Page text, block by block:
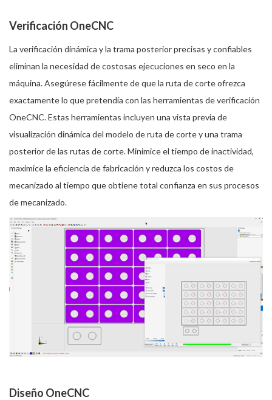
Verificación OneCNC
La verificación dinámica y la trama posterior precisas y confiables
eliminan la necesidad de costosas ejecuciones en seco en la
máquina. Asegúrese fácilmente de que la ruta de corte ofrezca
exactamente lo que pretendía con las herramientas de verificación
OneCNC. Estas herramientas incluyen una vista previa de
visualización dinámica del modelo de ruta de corte y una trama
posterior de las rutas de corte. Minimice el tiempo de inactividad,
maximice la eficiencia de fabricación y reduzca los costos de
mecanizado al tiempo que obtiene total confianza en sus procesos
de mecanizado.
Diseño OneCNC